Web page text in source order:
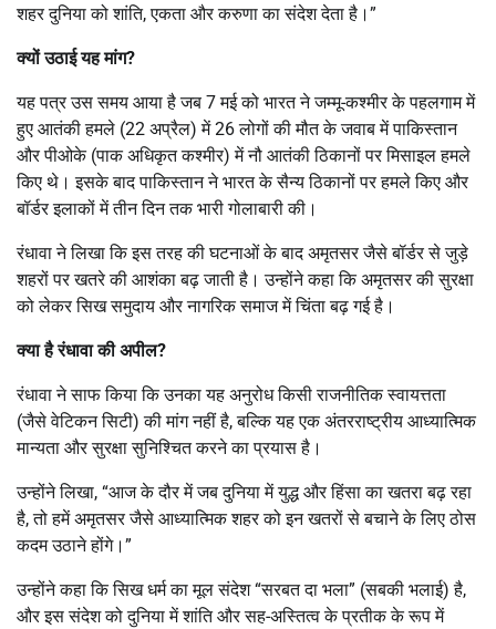
शहर दुनिया को शांति, एकता और करुणा का संदेश देता है।”
क्यों उठाई यह मांग?
यह पत्र उस समय आया है जब 7 मई को भारत ने जम्मू-कश्मीर के पहलगाम में
हुए आतंकी हमले (22 अप्रैल) में 26 लोगों की मौत के जवाब में पाकिस्तान
और पीओके (पाक अधिकृत कश्मीर) में नौ आतंकी ठिकानों पर मिसाइल हमले
किए थे। इसके बाद पाकिस्तान ने भारत के सैन्य ठिकानों पर हमले किए और
बॉर्डर इलाकों में तीन दिन तक भारी गोलाबारी की।
रंधावा ने लिखा कि इस तरह की घटनाओं के बाद अमृतसर जैसे बॉर्डर से जुड़े
शहरों पर खतरे की आशंका बढ़ जाती है। उन्होंने कहा कि अमृतसर की सुरक्षा
को लेकर सिख समुदाय और नागरिक समाज में चिंता बढ़ गई है।
क्या है रंधावा की अपील?
रंधावा ने साफ किया कि उनका यह अनुरोध किसी राजनीतिक स्वायत्तता
(जैसे वेटिकन सिटी) की मांग नहीं है, बल्कि यह एक अंतरराष्ट्रीय आध्यात्मिक
मान्यता और सुरक्षा सुनिश्चित करने का प्रयास है।
उन्होंने लिखा, “आज के दौर में जब दुनिया में युद्ध और हिंसा का खतरा बढ़ रहा
है, तो हमें अमृतसर जैसे आध्यात्मिक शहर को इन खतरों से बचाने के लिए ठोस
कदम उठाने होंगे।”
उन्होंने कहा कि सिख धर्म का मूल संदेश “सरबत दा भला” (सबकी भलाई) है,
और इस संदेश को दुनिया में शांति और सह-अस्तित्व के प्रतीक के रूप में